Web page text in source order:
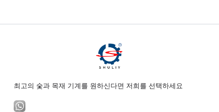
최고의 숯과 목재 기계를 원하신다면 저희를 선택하세요